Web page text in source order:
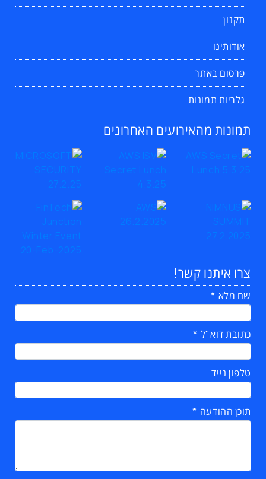
תקנון
אודותינו
פרסום באתר
גלריות תמונות
תמונות מהאירועים האחרונים
צרו איתנו קשר!
שם מלא
כתובת דוא"ל
טלפון נייד
תוכן ההודעה